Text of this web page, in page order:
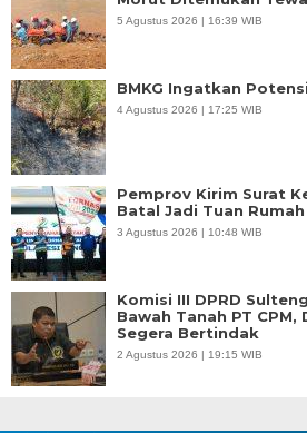
5 Agustus 2026 | 16:39 WIB
BMKG Ingatkan
4 Agustus 2026 | 17:25 WIB
Pemprov Kirim Surat
Batal Jadi Tuan Rumah
3 Agustus 2026 | 10:48 WIB
Komisi III DPRD
Bawah Tanah PT CPM,
Segera Bertindak
2 Agustus 2026 | 19:15 WIB